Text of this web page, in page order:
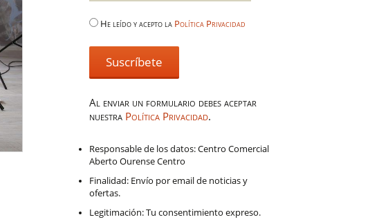
He leído y acepto la Política Privacidad
Al enviar un formulario debes aceptar
nuestra Política Privacidad.
Responsable de los datos: Centro Comercial
Aberto Ourense Centro
Finalidad: Envío por email de noticias y
ofertas.
Legitimación: Tu consentimiento expreso.